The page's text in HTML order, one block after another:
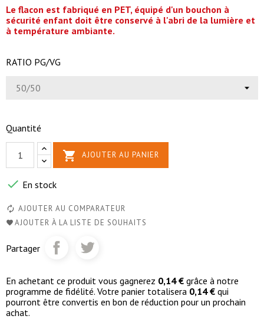
Le flacon est fabriqué en PET, équipé d'un bouchon à
sécurité enfant doit être conservé à l'abri de la lumière et
à température ambiante.
RATIO PG/VG
Quantité
 AJOUTER AU PANIER
 En stock
AJOUTER AU COMPARATEUR
AJOUTER À LA LISTE DE SOUHAITS
Partager
En achetant ce produit vous gagnerez 0,14 € grâce à notre
programme de fidélité. Votre panier totalisera 0,14 € qui
pourront être convertis en bon de réduction pour un prochain
achat.